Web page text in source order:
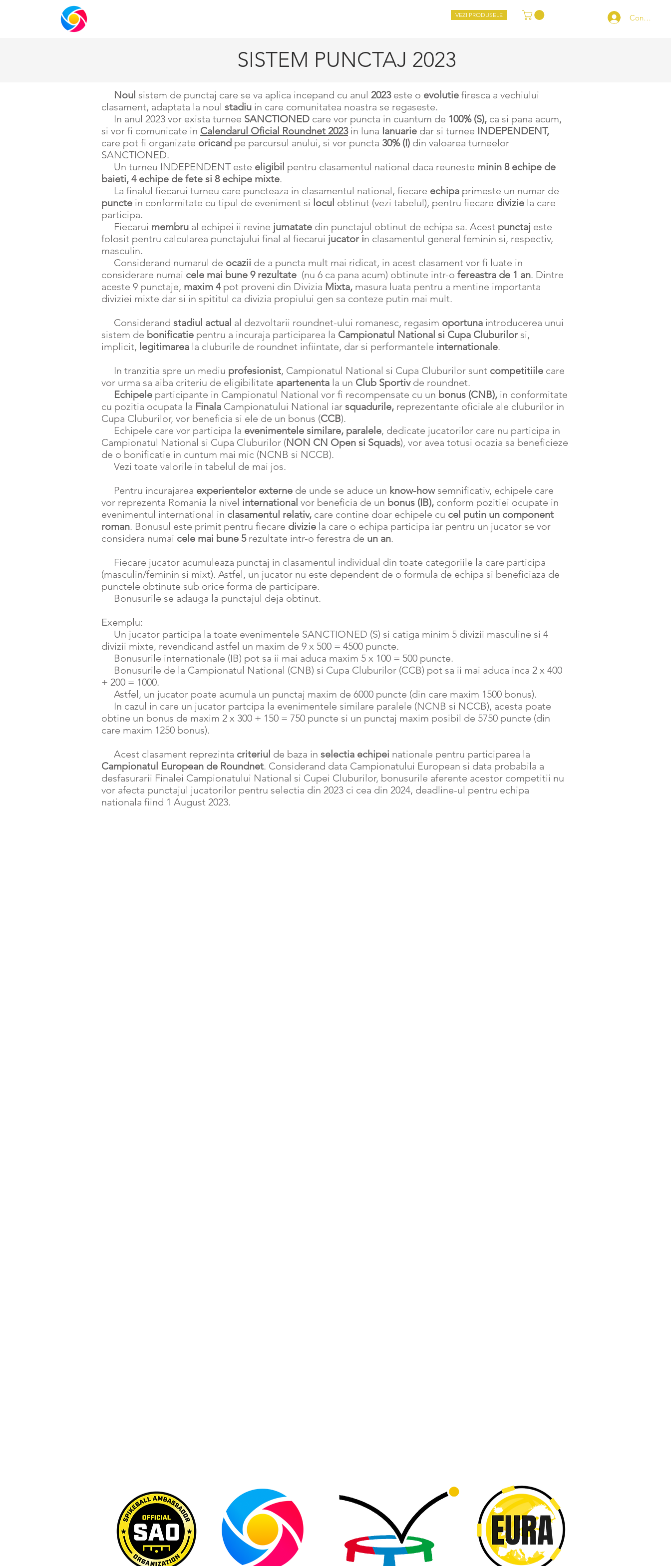
VEZI PRODUSELE
SISTEM PUNCTAJ 2023
Noul sistem de punctaj care se va aplica incepand cu anul 2023 este o evolutie firesca a vechiului
clasament, adaptata la noul stadiu in care comunitatea noastra se regaseste.
In anul 2023 vor exista turnee SANCTIONED care vor puncta in cuantum de 100% (S), ca si pana acum,
si vor fi comunicate in Calendarul Oficial Roundnet 2023in luna Ianuarie dar si turnee INDEPENDENT,
care pot fi organizate oricand pe parcursul anului, si vor puncta 30% (I) din valoarea turneelor
SANCTIONED.
Un turneu INDEPENDENT este eligibil pentru clasamentul national daca reuneste minin 8 echipe de
baieti, 4 echipe de fete si 8 echipe mixte.
La finalul fiecarui turneu care puncteaza in clasamentul national, fiecare echipa primeste un numar de
puncte in conformitate cu tipul de eveniment si locul obtinut (vezi tabelul), pentru fiecare divizie la care
participa.
Fiecarui membru al echipei ii revine jumatate din punctajul obtinut de echipa sa. Acest punctaj este
folosit pentru calcularea punctajului final al fiecarui jucator in clasamentul general feminin si, respectiv,
masculin.
Considerand numarul de ocazii de a puncta mult mai ridicat, in acest clasament vor fi luate in
considerare numai cele mai bune 9 rezultate (nu 6 ca pana acum) obtinute intr-o fereastra de 1 an. Dintre
aceste 9 punctaje, maxim 4pot proveni din Divizia Mixta, masura luata pentru a mentine importanta
diviziei mixte dar si in spititul ca divizia propiului gen sa conteze putin mai mult.
Considerand stadiul actual al dezvoltarii roundnet-ului romanesc, regasim oportuna introducerea unui
sistem de bonificatie pentru a incuraja participarea la Campionatul National si Cupa Cluburilorsi,
implicit, legitimarea la cluburile de roundnet infiintate, dar si performantele internationale.
In tranzitia spre un mediu profesionist, Campionatul National si Cupa Cluburilor sunt competitiile care
vor urma sa aiba criteriu de eligibilitate apartenenta la un Club Sportivde roundnet.
Echipele participante in Campionatul National vor fi recompensate cu un bonus (CNB), in conformitate
cu pozitia ocupata la Finala Campionatului National iar squadurile, reprezentante oficiale ale cluburilor in
Cupa Cluburilor, vor beneficia si ele de un bonus (CCB).
Echipele care vor participa la evenimentele similare, paralele, dedicate jucatorilor care nu participa in
Campionatul National si Cupa Cluburilor (NON CN Open si Squads), vor avea totusi ocazia sa beneficieze
de o bonificatie in cuntum mai mic (NCNB si NCCB).
Vezi toate valorile in tabelul de mai jos.
Pentru incurajarea experientelor externe de unde se aduce un know-howsemnificativ, echipele care
vor reprezenta Romania la nivel international vor beneficia de un bonus (IB), conform pozitiei ocupate in
evenimentul international in clasamentul relativ, care contine doar echipele cu cel putin un component
roman. Bonusul este primit pentru fiecare divizie la care o echipa participa iar pentru un jucator se vor
considera numai cele mai bune 5 rezultate intr-o ferestra de un an.
Fiecare jucator acumuleaza punctaj in clasamentul individual din toate categoriile la care participa
(masculin/feminin si mixt). Astfel, un jucator nu este dependent de o formula de echipa si beneficiaza de
punctele obtinute sub orice forma de participare.
Bonusurile se adauga la punctajul deja obtinut.
Exemplu:
Un jucator participa la toate evenimentele SANCTIONED (S) si catiga minim 5 divizii masculine si 4
divizii mixte, revendicand astfel un maxim de 9 x 500 = 4500 puncte.
Bonusurile internationale (IB) pot sa ii mai aduca maxim 5 x 100 = 500 puncte.
Bonusurile de la Campionatul National (CNB) si Cupa Cluburilor (CCB) pot sa ii mai aduca inca 2 x 400
+ 200 = 1000.
Astfel, un jucator poate acumula un punctaj maxim de 6000 puncte (din care maxim 1500 bonus).
In cazul in care un jucator partcipa la evenimentele similare paralele (NCNB si NCCB), acesta poate
obtine un bonus de maxim 2 x 300 + 150 = 750 puncte si un punctaj maxim posibil de 5750 puncte (din
care maxim 1250 bonus).
Acest clasament reprezinta criteriul de baza in selectia echipei nationale pentru participarea la
Campionatul European de Roundnet. Considerand data Campionatului European si data probabila a
desfasurarii Finalei Campionatului National si Cupei Cluburilor, bonusurile aferente acestor competitii nu
vor afecta punctajul jucatorilor pentru selectia din 2023 ci cea din 2024, deadline-ul pentru echipa
nationala fiind 1 August 2023.